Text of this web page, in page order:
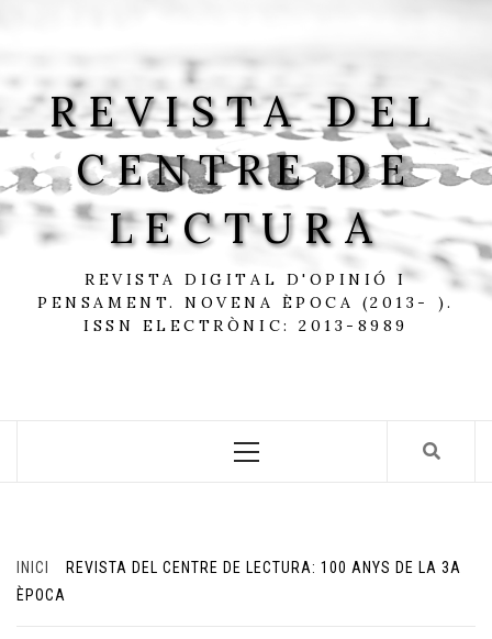
REVISTA DEL
CENTRE DE
LECTURA
REVISTA DIGITAL D'OPINIÓ I
PENSAMENT. NOVENA ÈPOCA (2013- ).
ISSN ELECTRÒNIC: 2013-8989
Menu
INICI
REVISTA DEL CENTRE DE LECTURA: 100 ANYS DE LA 3A
ÈPOCA